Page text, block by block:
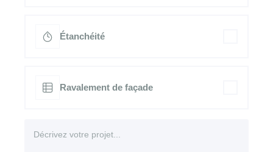
Étanchéité
Ravalement de façade